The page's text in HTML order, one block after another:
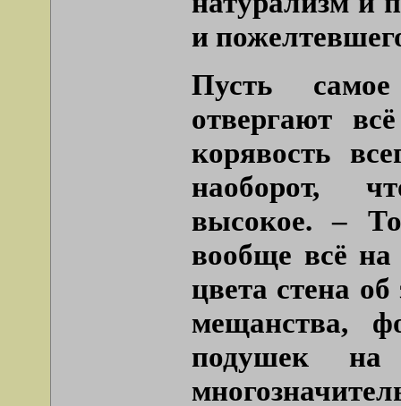
и
Пусть
отвергают
корявость
наоборот,
высокое. –
вообще всё на
цвета стена
мещанства,
подушек